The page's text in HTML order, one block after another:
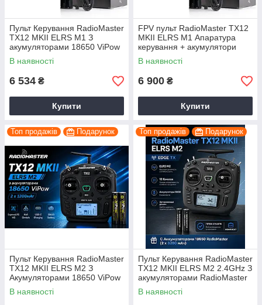
Пульт Керування RadioMaster
TX12 MKII ELRS M1 З
акумуляторами 18650 ViPow
2 × 1200 мА·год Для FPV-
Дронів
В наявності
6 534 ₴
Купити
FPV пульт RadioMaster TX12
MKII ELRS M1 Апаратура
керування + акумулятори
В наявності
6 900 ₴
Купити
Топ продажів Подарунок
Пульт Керування RadioMaster
TX12 MKII ELRS M2 З
Акумуляторами 18650 ViPow
2 × 1200 мА·год Для FPV-
Дронів
В наявності
Топ продажів Подарунок
Пульт Керування RadioMaster
TX12 MKII ELRS M2 2.4GHz З
акумуляторами RadioMaster
18650 для FPV-Дронів І
акумуляторів Польоту
В наявності